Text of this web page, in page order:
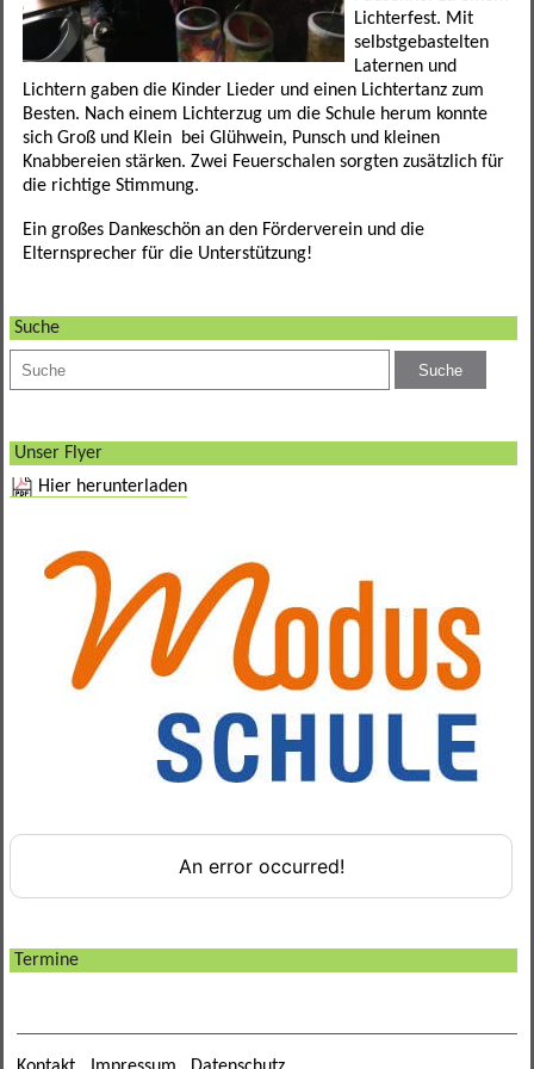
Förderverein
Awo-Hort
Mittagsbetreuung Freiraum
Tagesstätte St. Birgitta
Schulweghelfer
Schulsanitäter
Unser Schulhaus
Elternbeirat
Sekretariat
Verbindungslehrer
Leseförderung
Schulfruchtprogramm
Ergebnisse Projektwoche
SINUS
Informationen
Übertritt
Regelklassen
Ganztagesklassen
Regelklassen
Mögliche Abschlüsse
Speiseplan
Datenschutz
Elternbriefe
Wichtige Links und Adressen
Elternportal Grundschule
Kontaktformular
Schulweg
Impressum
Lichterfest. Mit
selbstgebastelten
Laternen und
Lichtern gaben die Kinder Lieder und einen Lichtertanz zum
Besten. Nach einem Lichterzug um die Schule herum konnte
sich Groß und Klein bei Glühwein, Punsch und kleinen
Knabbereien stärken. Zwei Feuerschalen sorgten zusätzlich für
die richtige Stimmung.
Ein großes Dankeschön an den Förderverein und die
Elternsprecher für die Unterstützung!
Suche
Unser Flyer
Hier herunterladen
Termine